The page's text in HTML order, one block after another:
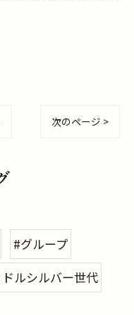
次のページ >
#グループ
ルシルバー世代